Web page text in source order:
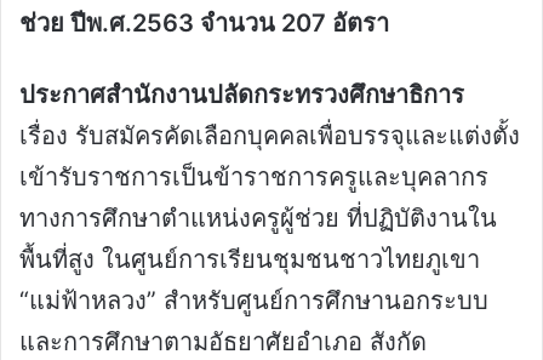
ช่วย ปีพ.ศ.2563 จำนวน 207 อัตรา
ประกาศสำนักงานปลัดกระทรวงศึกษาธิการ
เรื่อง รับสมัครคัดเลือกบุคคลเพื่อบรรจุและแต่งตั้ง
เข้ารับราชการเป็นข้าราชการครูและบุคลากร
ทางการศึกษาตำแหน่งครูผู้ช่วย ที่ปฏิบัติงานใน
พื้นที่สูง ในศูนย์การเรียนชุมชนชาวไทยภูเขา
“แม่ฟ้าหลวง” สำหรับศูนย์การศึกษานอกระบบ
และการศึกษาตามอัธยาศัยอำเภอ สังกัด